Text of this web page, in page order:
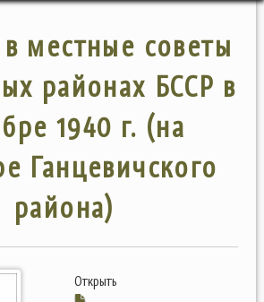
местные советы
районах БССР в
1940 г. (на
Ганцевичского
района)
Открыть